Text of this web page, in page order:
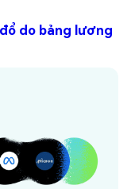
do bảng lương